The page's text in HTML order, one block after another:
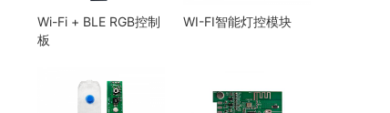
Wi-Fi + BLE RGB控制
板
WI-FI智能灯控模块